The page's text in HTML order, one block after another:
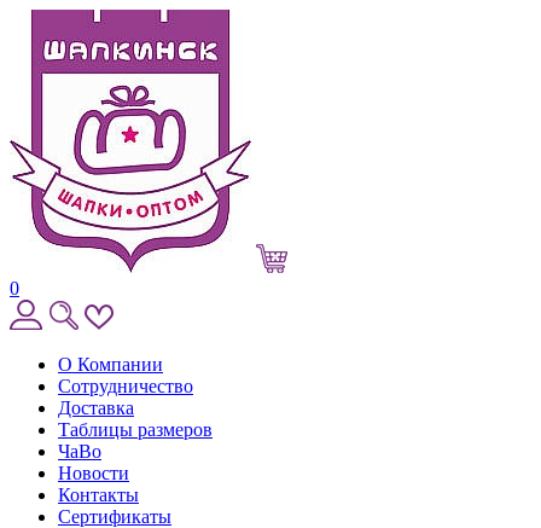
0
О Компании
Сотрудничество
Доставка
Таблицы размеров
ЧаВо
Новости
Контакты
Сертификаты